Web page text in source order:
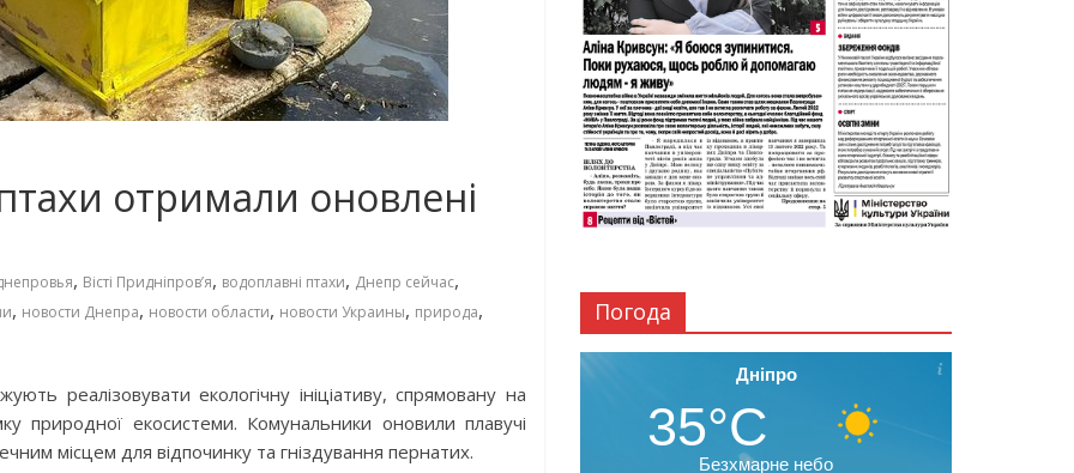
отримали оновлені
, Вісті Придніпровʼя, водоплавні птахи, Днепр сейчас,
, новости Днепра, новости области, новости Украины, природа,
реалізовувати екологічну ініціативу, спрямовану на
природної екосистеми. Комунальники оновили плавучі
місцем для відпочинку та гніздування пернатих.
Погода
Дніпро
35°C
Безхмарне небо